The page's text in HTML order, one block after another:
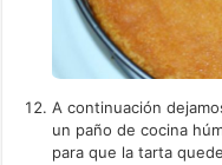
A continuación
un paño de cocina
para que la tarta